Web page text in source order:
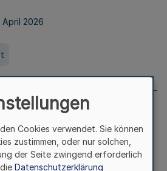
April 2026
von
Maßnahmen zur
in
Cookies verwendet. Sie können
zustimmen, oder nur solchen,
der Seite zwingend erforderlich
Datenschutzerklärung